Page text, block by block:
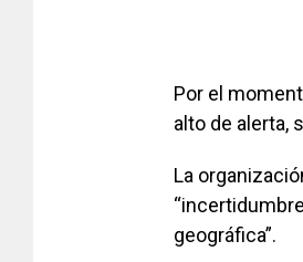
Por el
alto de alerta,
La
geográfica”.